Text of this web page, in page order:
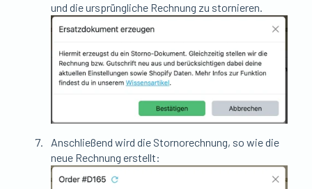
und die ursprüngliche Rechnung zu stornieren.
Anschließend wird die Stornorechnung, so wie die
neue Rechnung erstellt: